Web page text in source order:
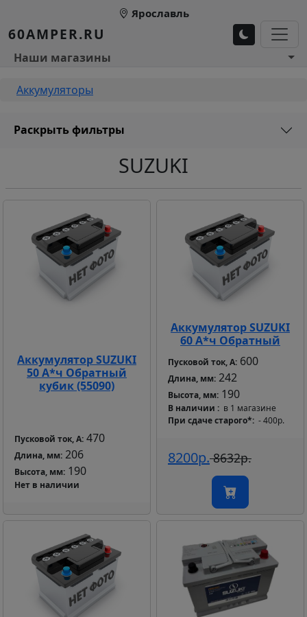
Перейти к основному содержанию
Ярославль
60AMPER.RU
Основное меню 1
Наши магазины
Строка навигации
Аккумуляторы
Раскрыть фильтры
SUZUKI
Аккумулятор SUZUKI
50 А*ч Обратный
кубик (55090)
Пусковой ток, А: 470
Длина, мм: 206
Высота, мм: 190
Нет в наличии
Аккумулятор SUZUKI
60 А*ч Обратный
Пусковой ток, А: 600
Длина, мм: 242
Высота, мм: 190
В наличии
в 1 магазине
При сдаче старого* - 400р.
8200р.8632р.